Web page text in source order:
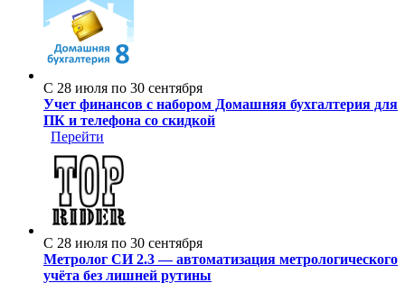
С 28 июля по 30 сентября
Учет финансов с набором Домашняя бухгалтерия для
ПК и телефона со скидкой
Перейти
С 28 июля по 30 сентября
Метролог СИ 2.3 — автоматизация метрологического
учёта без лишней рутины